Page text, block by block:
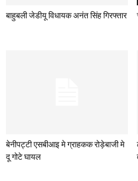
बाहुबली जेडीयू विधायक अनंत सिंह गिरफ्तार
बेनीपट्टी एसबीआइ मे ग्राहकक रोड़ेबाजी मे
दू गोटे घायल